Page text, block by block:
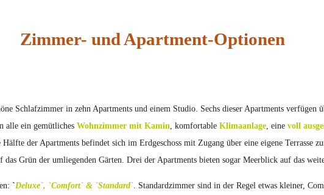
Zimmer- und Apartment-Optionen
Schlafzimmer in zehn Apartments und einem Studio. Sechs dieser Apartments
alle ein gemütlichesWohnzimmer mit Kamin, komfortableKlimaanlage, einevoll
der Apartments befindet sich im Erdgeschoss mit Zugang über eine eigene Terrasse
Grün der umliegenden Gärten. Drei der Apartments bieten sogar Meerblick auf das
`Deluxe`, `Comfort` & `Standard`. Standardzimmer sind in der Regel etwas kleiner,